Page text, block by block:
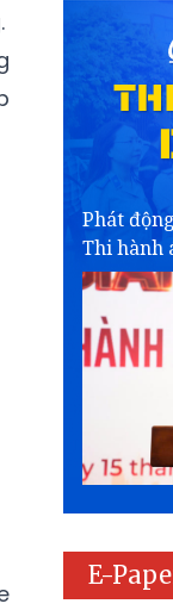
Phát
Thi hành
E-